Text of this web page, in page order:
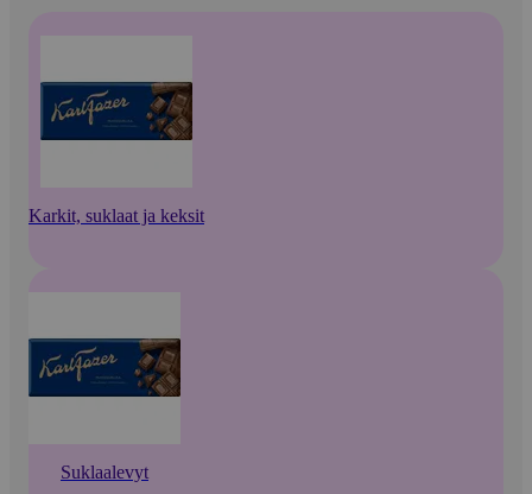
Karkit, suklaat ja keksit
Suklaalevyt